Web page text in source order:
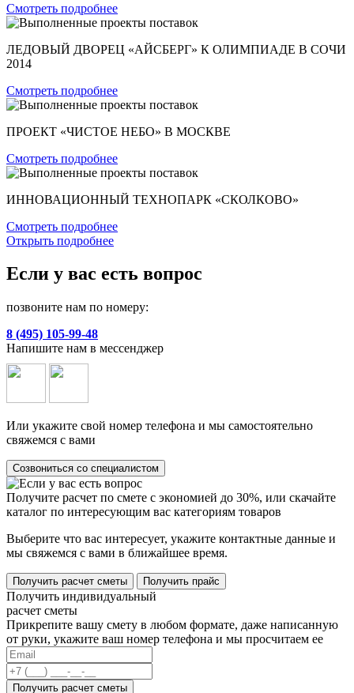
Смотреть подробнее
ЛЕДОВЫЙ ДВОРЕЦ «АЙСБЕРГ» К ОЛИМПИАДЕ В СОЧИ
2014
Смотреть подробнее
ПРОЕКТ «ЧИСТОЕ НЕБО» В МОСКВЕ
Смотреть подробнее
ИННОВАЦИОННЫЙ ТЕХНОПАРК «СКОЛКОВО»
Смотреть подробнее
Открыть подробнее
Если у вас есть вопрос
позвоните нам по номеру:
8 (495) 105-99-48
Напишите нам в мессенджер
Или укажите свой номер телефона и мы самостоятельно
свяжемся с вами
Созвониться со специалистом
Получите расчет по смете с экономией до 30%, или скачайте
каталог по интересующим вас категориям товаров
Выберите что вас интересует, укажите контактные данные и
мы свяжемся с вами в ближайшее время.
Получить расчет сметы Получить прайс
Получить индивидуальный
расчет сметы
Прикрепите вашу смету в любом формате, даже написанную
от руки, укажите ваш номер телефона и мы просчитаем ее